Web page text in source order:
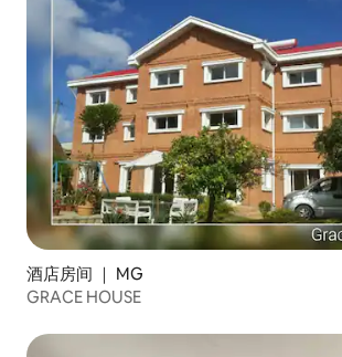
酒店房间 ｜ MG
GRACE HOUSE